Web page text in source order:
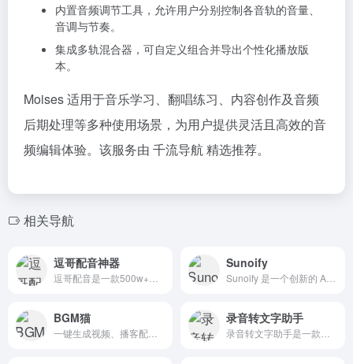
内置音频调节工具，允许用户分别控制各音轨的音量、
音调与节奏。
集成多轨混合器，可自定义组合并导出个性化播放版
本。
Moises 适用于音乐学习、翻唱练习、内容创作及音频
后期处理等多种使用场景，为用户提供灵活且高效的音
频编辑体验。该服务由 千流导航 精选推荐。
相关导航
逗哥配音神器 Sunoify
BGM猫 录音转文字助手